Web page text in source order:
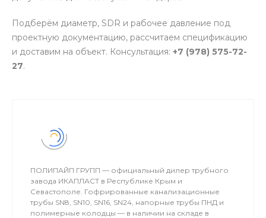
Подберём диаметр, SDR и рабочее давление под
проектную документацию, рассчитаем спецификацию
и доставим на объект. Консультация: +7 (978) 575-72-
27.
ПОЛИПАЙП ГРУПП — официальный дилер трубного
завода ИКАПЛАСТ в Республике Крым и
Севастополе. Гофрированные канализационные
трубы SN8, SN10, SN16, SN24, напорные трубы ПНД и
полимерные колодцы — в наличии на складе в